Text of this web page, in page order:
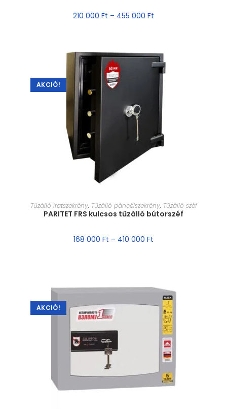
210 000 Ft – 455 000 Ft
AKCIÓ!
MÉRET VÁLASZTÁSA
Tűzálló iratszekrény, Tűzálló páncélszekrény, Tűzálló széf
PARITET FRS kulcsos tűzálló bútorszéf
168 000 Ft – 410 000 Ft
AKCIÓ!